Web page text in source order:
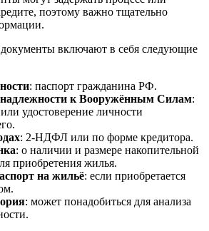
поэтому важно тщательно
включают в себя следующие
: паспорт гражданина РФ.
к Вооружённым Силам:
удостоверение личности
: 2-НДФЛ или по форме кредитора.
: о наличии и размере накопительной
приобретения жилья.
на жильё: если приобретается
: может понадобиться для анализа